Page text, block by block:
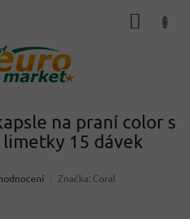
na praní color s
15 dávek
Značka: Coral